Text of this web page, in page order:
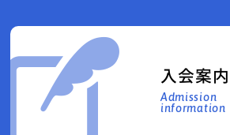
入会案内
Admission
information